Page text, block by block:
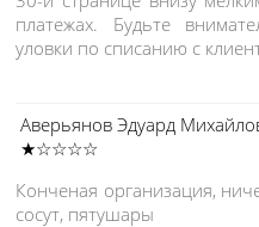
платежах. Будьте
уловки по списанию с
Аверьянов Эдуард
★☆☆☆☆
Конченая организация,
сосут, пятушары